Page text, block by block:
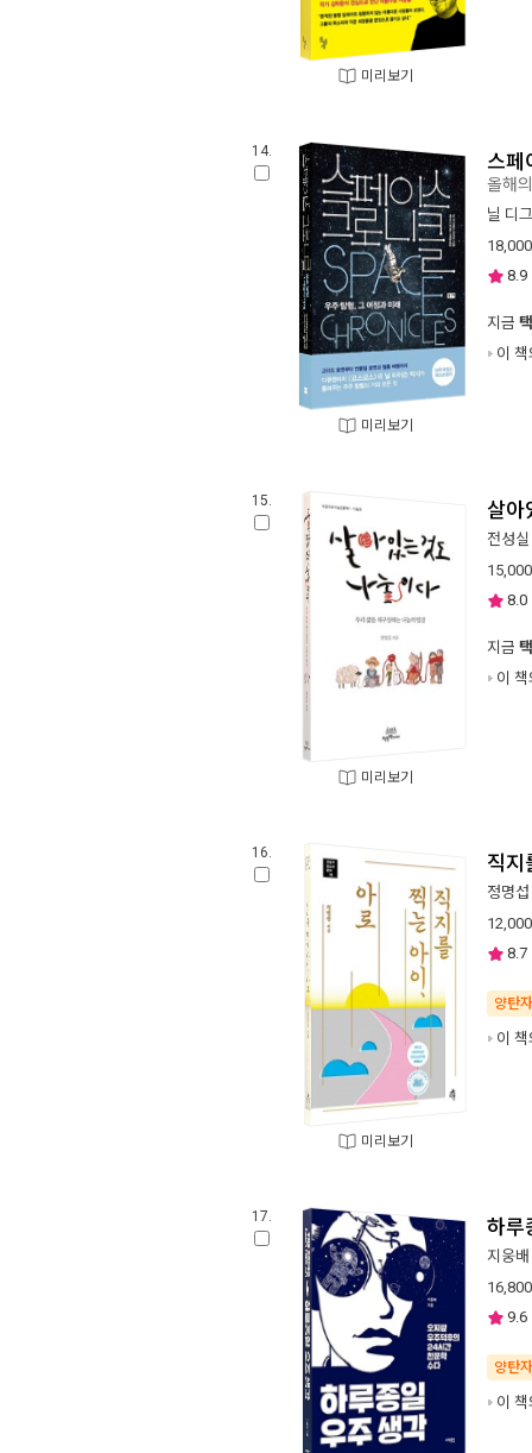
미리보기
14.
미리보기
스페
올해
닐 디
18,000
8.9
지금
이
15.
미리보기
살아
전성실
15,000
8.0
지금
이
16.
미리보기
직지
정명섭
12,000
8.7
양탄
이
17. 하루
지웅배
16,800
9.6
양탄
이